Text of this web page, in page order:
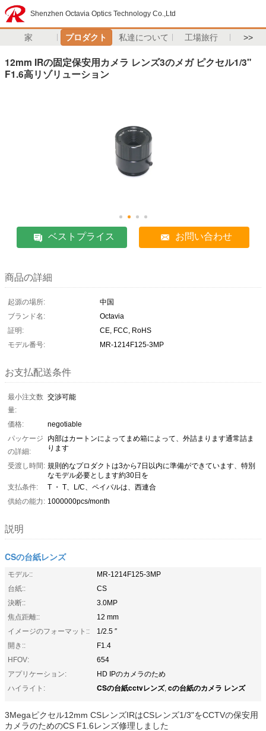
Shenzhen Octavia Optics Technology Co.,Ltd
家 プロダクト 私達について 工場旅行 >>
12mm IRの固定保安用カメラ レンズ3のメガ ピクセル1/3"
F1.6高リゾリューション
ベストプライス お問い合わせ
商品の詳細
起源の場所:
中国
ブランド名:
Octavia
証明:
CE, FCC, RoHS
モデル番号:
MR-1214F125-3MP
お支払配送条件
最小注文数
量:
交渉可能
価格:
negotiable
パッケージ
の詳細:
内部はカートンによってまめ箱によって、外詰まります通常詰ま
ります
受渡し時間: 規則的なプロダクトは3から7日以内に準備ができています、特別
なモデル必要とします約30日を
支払条件:
T ・ T、L/C、ペイパルは、西連合
供給の能力: 1000000pcs/month
説明
CSの台紙レンズ
モデル::
MR-1214F125-3MP
台紙::
CS
決断::
3.0MP
焦点距離::
12 mm
イメージのフォーマット::
1/2.5 ″
開き::
F1.4
HFOV:
654
アプリケーション:
HD IPのカメラのため
ハイライト:
CSの台紙cctvレンズ, cの台紙のカメラ レンズ
3Megaピクセル12mm CSレンズIRはCSレンズ1/3"をCCTVの保安用
カメラのためのCS F1.6レンズ修理しました